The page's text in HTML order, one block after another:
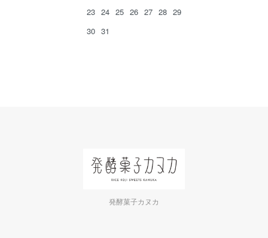
23 24 25 26 27 28 29
30 31
発酵菓子カヌカ